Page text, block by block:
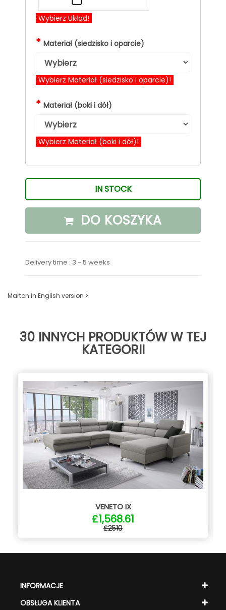
Wybierz Układ!
* Materiał (siedzisko i oparcie)
Wybierz Materiał (siedzisko i oparcie)!
* Materiał (boki i dół)
Wybierz Materiał (boki i dół)!
IN STOCK
DO KOSZYKA
Delivery time : 3 - 5 weeks
Marton in English version >
30 INNYCH PRODUKTÓW W TEJ
KATEGORII
VENETO IX
£1,568.61
£2510
INFORMACJE
OBSŁUGA KLIENTA